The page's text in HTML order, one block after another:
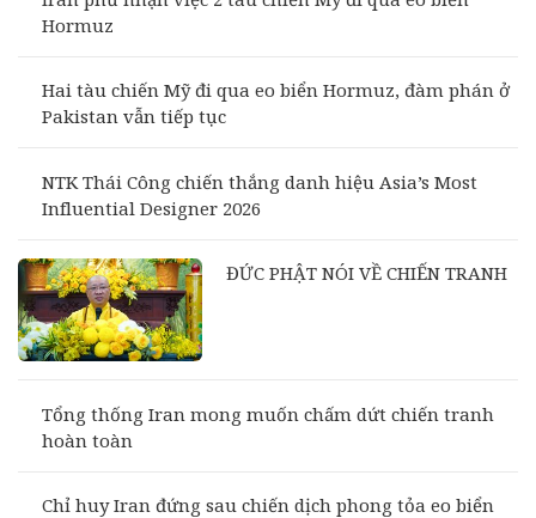
Hormuz
Hai tàu chiến Mỹ đi qua eo biển Hormuz, đàm phán ở
Pakistan vẫn tiếp tục
NTK Thái Công chiến thắng danh hiệu Asia’s Most
Influential Designer 2026
ĐỨC PHẬT NÓI VỀ CHIẾN TRANH
Tổng thống Iran mong muốn chấm dứt chiến tranh
hoàn toàn
Chỉ huy Iran đứng sau chiến dịch phong tỏa eo biển